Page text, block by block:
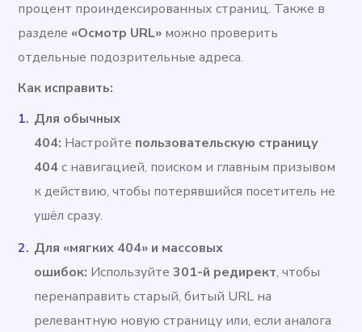
процент проиндексированных страниц. Также в
разделе «Осмотр URL» можно проверить
отдельные подозрительные адреса.
Как исправить:
Для обычных
404: Настройте пользовательскую страницу
404с навигацией, поиском и главным призывом
к действию, чтобы потерявшийся посетитель не
ушёл сразу.
Для «мягких 404» и массовых
ошибок: Используйте301-й редирект, чтобы
перенаправить старый, битый URL на
релевантную новую страницу или, если аналога